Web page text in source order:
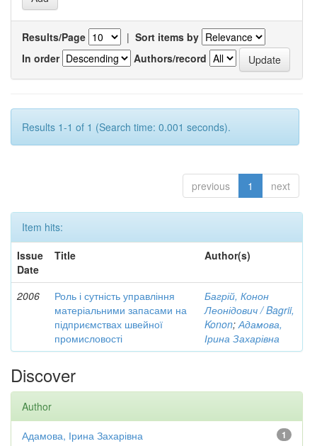
Results/Page | Sort items by
In order
Authors/record
Results 1-1 of 1 (Search time: 0.001 seconds).
previous 1 next
Item hits:
Issue
Date
Title Author(s)
2006
Роль і сутність управління
матеріальними запасами на
підприємствах швейної
промисловості
Багрій, Конон
Леонідович / Bagrii,
Konon;Адамова,
Ірина Захарівна
Discover
Author
1
Адамова, Ірина Захарівна